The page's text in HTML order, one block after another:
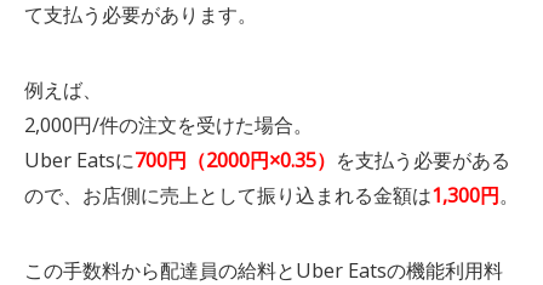
て支払う必要があります。
例えば、
2,000円/件の注文を受けた場合。
Uber Eatsに700円（2000円×0.35） を支払う必要がある
ので、お店側に売上として振り込まれる金額は1,300円。
この手数料から配達員の給料とUber Eatsの機能利用料